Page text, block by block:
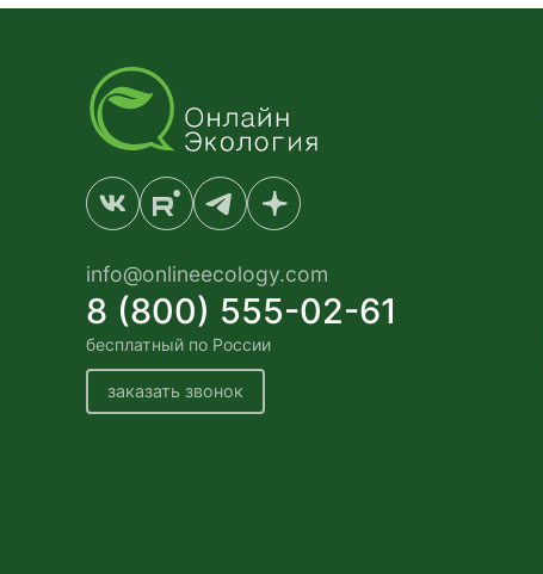
info@onlineecology.com
8 (800) 555-02-61
бесплатный по России
заказать звонок